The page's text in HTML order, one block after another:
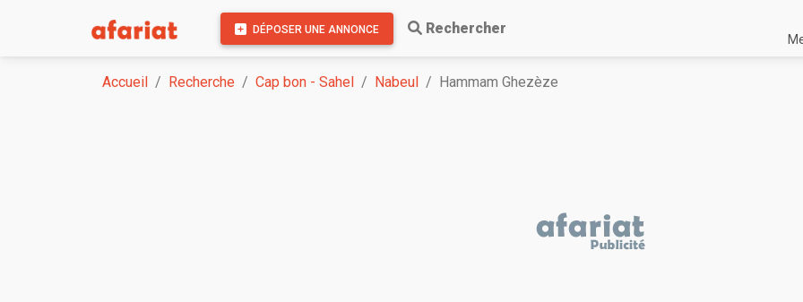
DÉPOSER UNE ANNONCE Rechercher
Accueil Recherche Cap bon - Sahel Nabeul Hammam Ghezèze